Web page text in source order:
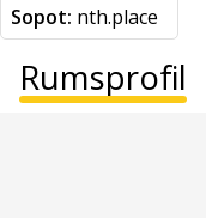
Sopot: nth.place
Rumsprofil